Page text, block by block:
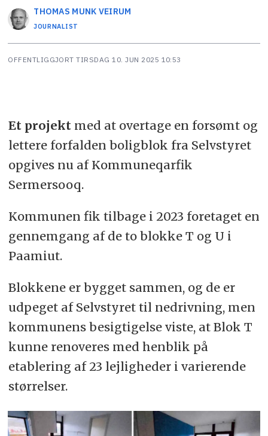
THOMAS MUNK VEIRUM
JOURNALIST
OFFENTLIGGJORT TIRSDAG 10. JUN 2025 10:53
Et projektmed at overtage en forsømt og
lettere forfalden boligblok fra Selvstyret
opgives nu af Kommuneqarfik
Sermersooq.
Kommunen fik tilbage i 2023 foretaget en
gennemgang af de to blokke T og U i
Paamiut.
Blokkene er bygget sammen, og de er
udpeget af Selvstyret til nedrivning, men
kommunens besigtigelse viste, at Blok T
kunne renoveres med henblik på
etablering af 23 lejligheder i varierende
størrelser.